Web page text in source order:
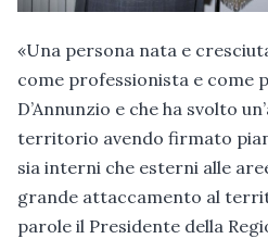
«Una persona nata e
come professionista e come
D’Annunzio e che ha svolto
territorio avendo firmato
sia interni che esterni alle
grande attaccamento al
parole il Presidente della